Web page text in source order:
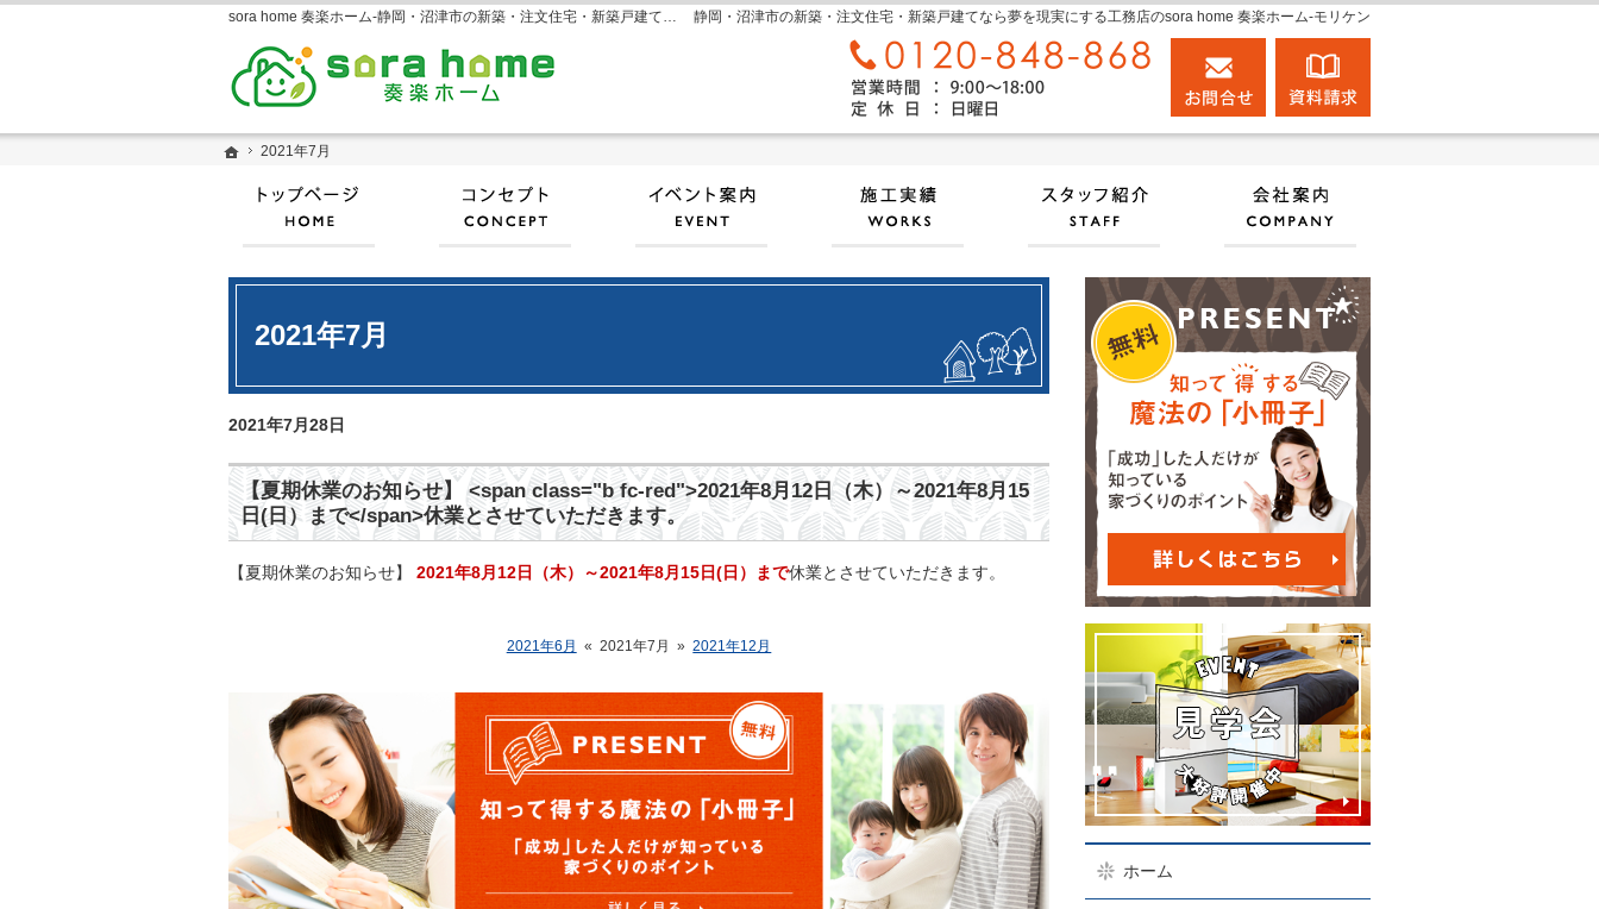
ホーム
2021年7月
2021年7月
静岡・沼津市の新築・注文住宅・新築戸建てなら夢を現実にする工務店のsora home 奏楽ホーム‐モリケン
sora home 奏楽ホーム‐静岡・沼津市の新築・注文住宅・新築戸建てなら工務店のモリケン
2021年7月28日
【夏期休業のお知らせ】 <span class="b fc-red">2021年8月12日（木）～2021年8月15
日(日）まで</span>休業とさせていただきます。
【夏期休業のお知らせ】 2021年8月12日（木）～2021年8月15日(日）まで休業とさせていただきます。
2021年6月 « 2021年7月 » 2021年12月
ホーム
0120-848-868
営業時間9:00～18:00 定休日：日曜日
ホーム
2021年7月